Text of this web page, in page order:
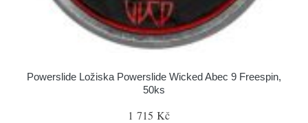
Powerslide Ložiska Powerslide Wicked Abec 9 Freespin,
50ks
1 715 Kč